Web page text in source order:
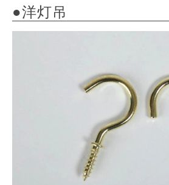
●洋灯吊